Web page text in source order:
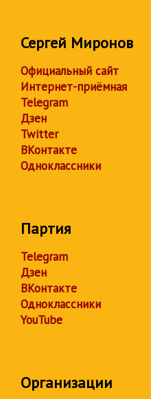
Сергей Миронов
Официальный сайт
Интернет-приёмная
Telegram
Дзен
Twitter
ВКонтакте
Одноклассники
Партия
Telegram
Дзен
ВКонтакте
Одноклассники
YouTube
Организации